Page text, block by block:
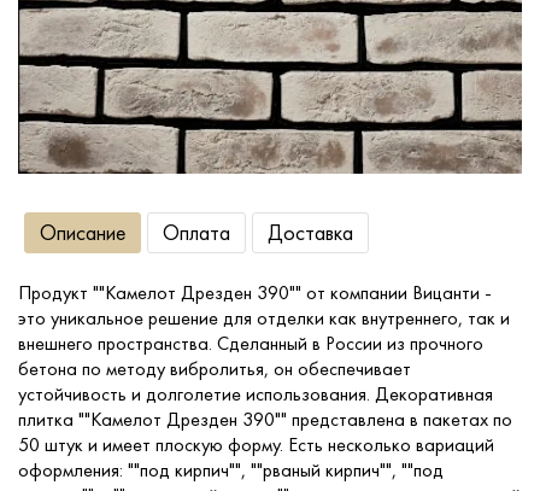
Сопутствующие товары
О компании
Услуги
Оплата
Портфолио
Доставка
Контакты
Описание Оплата Доставка
Продукт ""Камелот Дрезден 390"" от компании Вицанти -
это уникальное решение для отделки как внутреннего, так и
внешнего пространства. Сделанный в России из прочного
бетона по методу вибролитья, он обеспечивает
устойчивость и долголетие использования. Декоративная
плитка ""Камелот Дрезден 390"" представлена в пакетах по
50 штук и имеет плоскую форму. Есть несколько вариаций
оформления: ""под кирпич"", ""рваный кирпич"", ""под